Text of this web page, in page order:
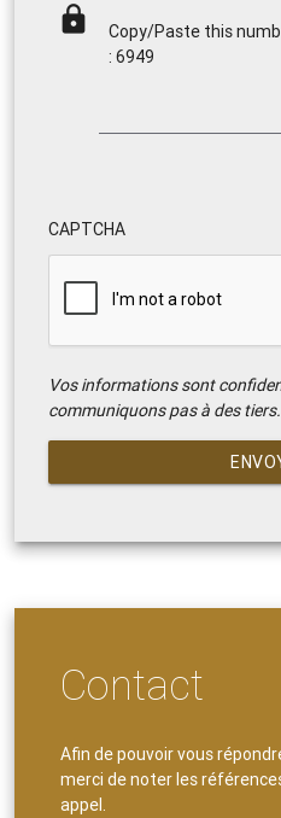
lock
Copy/Paste this
: 6949
CAPTCHA
Vos informations sont
communiquons pas à des tiers.
Contact
Afin de pouvoir vous
merci de noter les
appel.